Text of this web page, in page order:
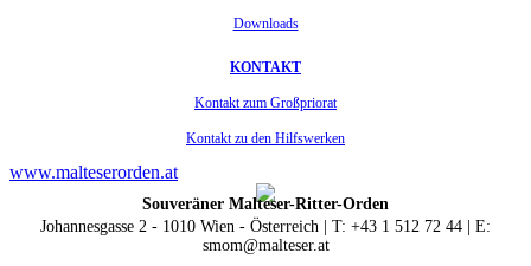
Downloads
KONTAKT
Kontakt zum Großpriorat
Kontakt zu den Hilfswerken
www.malteserorden.at
Souveräner Malteser-Ritter-Orden
Johannesgasse 2 - 1010 Wien - Österreich | T: +43 1 512 72 44 | E:
smom@malteser.at